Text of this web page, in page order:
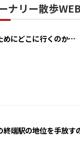
ナリー散歩
めにどこに行くのか…
終端駅の地位を手放